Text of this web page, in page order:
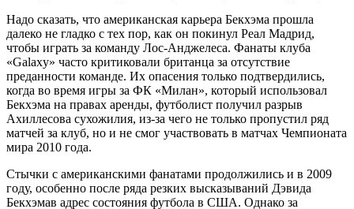
Надо сказать, что американская карьера Бекхэма прошла
далеко не гладко с тех пор, как он покинул Реал Мадрид,
чтобы играть за команду Лос-Анджелеса. Фанаты клуба
«Galaxy» часто критиковали британца за отсутствие
преданности команде. Их опасения только подтвердились,
когда во время игры за ФК «Милан», который использовал
Бекхэма на правах аренды, футболист получил разрыв
Ахиллесова сухожилия, из-за чего не только пропустил ряд
матчей за клуб, но и не смог участвовать в матчах Чемпионата
мира 2010 года.
Стычки с американскими фанатами продолжились и в 2009
году, особенно после ряда резких высказываний Дэвида
Бекхэмав адрес состояния футбола в США. Однако за